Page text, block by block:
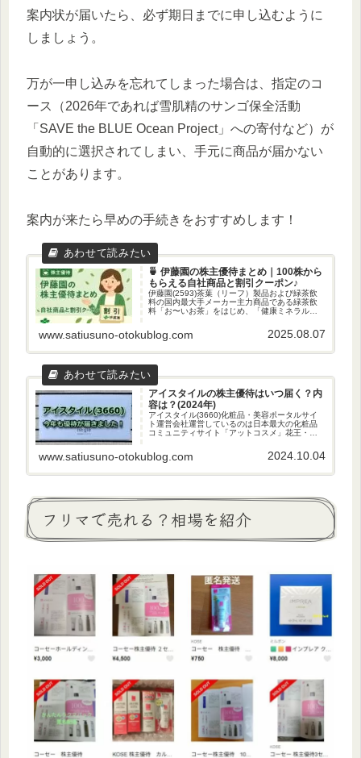
案内状が届いたら、必ず期日までに申し込むように
しましょう。
万が一申し込みを忘れてしまった場合は、指定のコ
ース（2026年であれば雪肌精のサンゴ保全活動
「SAVE the BLUE Ocean Project」への寄付など）が
自動的に選択されてしまい、手元に商品が届かない
ことがあります。
案内が来たら早めの手続きをおすすめします！
🍵 伊藤園の株主優待まとめ｜100株から
もらえる自社商品と割引クーポン♪
伊藤園(2593)茶葉（リーフ）製品および緑茶飲
料の国内最大手メーカー主力商品である緑茶飲
料「お〜いお茶」をはじめ、「健康ミネラルむ
岐にわたる飲料の企画・開発・販売を行う傘下
にコーヒーショップ「タ...
www.satiusuno-otokublog.com 2025.08.07
アイスタイルの株主優待はいつ届く？内
容は？(2024年)
アイスタイル(3660)化粧品・美容ポータルサイ
ト運営会社運営しているのは日本最大の化粧品
コミュニティサイト「アットコスメ」花王・コ
パニー等と「RNA共創コンソーシアム」を設立
｢RNA共創コンソー...
www.satiusuno-otokublog.com 2024.10.04
フリマで売れる？相場を紹介